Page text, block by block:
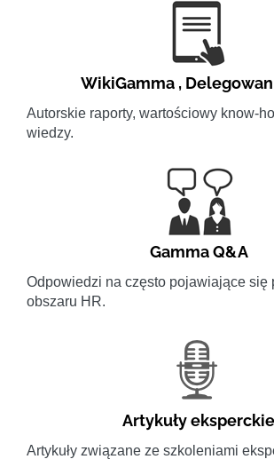
WikiGamma ,
Autorskie raporty, wartościowy know-
wiedzy.
Gamma Q&A
Odpowiedzi na często pojawiające się
obszaru HR.
Artykuły eksperckie
Artykuły związane ze szkoleniami